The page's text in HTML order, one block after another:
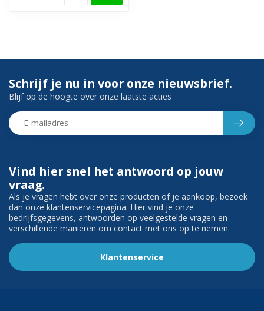
Vind hier snel het antwoord op jouw
vraag.
Als je vragen hebt over onze producten of je aankoop, bezoek
dan onze klantenservicepagina. Hier vind je onze
bedrijfsgegevens, antwoorden op veelgestelde vragen en
verschillende manieren om contact met ons op te nemen.
Klantenservice
Schrijf je nu in voor onze nieuwsbrief.
Blijf op de hoogte over onze laatste acties